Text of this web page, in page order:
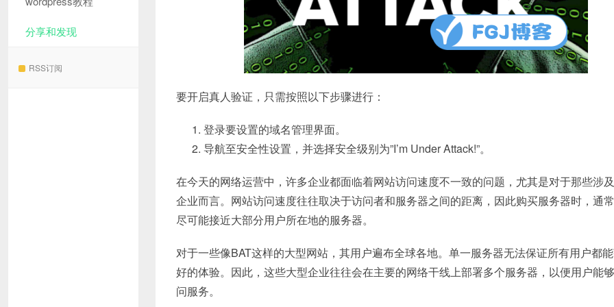
分享和发现
RSS订阅
要开启真人验证，只需按照以下步骤进行：
登录要设置的域名管理界面。
导航至安全性设置，并选择安全级别为”I’m Under Attack!”。
在今天的网络运营中，许多企业都面临着网站访问速度不一致的问题，尤其是对于那些涉
企业而言。网站访问速度往往取决于访问者和服务器之间的距离，因此购买服务器时，通
尽可能接近大部分用户所在地的服务器。
对于一些像BAT这样的大型网站，其用户遍布全球各地。单一服务器无法保证所有用户都
好的体验。因此，这些大型企业往往会在主要的网络干线上部署多个服务器，以便用户能
问服务。